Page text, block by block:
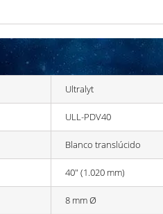
Ultralyt
ULL-PDV40
Blanco translúcido
40" (1.020 mm)
8 mm Ø